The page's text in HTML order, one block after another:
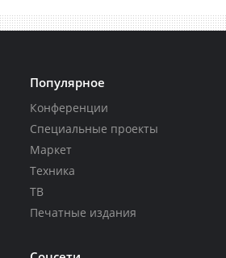
Популярное
Конференции
Специальные проекты
Маркет
Техника
ТВ
Печатные издания